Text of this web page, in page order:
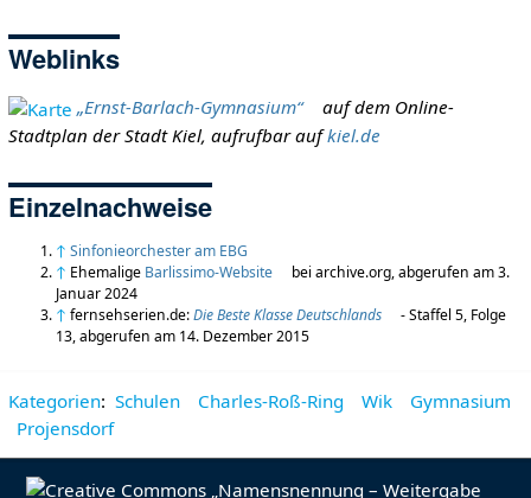
Weblinks
„Ernst-Barlach-Gymnasium“
auf dem Online-
Stadtplan der Stadt Kiel, aufrufbar aufkiel.de
Einzelnachweise
↑ Sinfonieorchester am EBG
↑ Ehemalige Barlissimo-Website
bei archive.org, abgerufen am 3.
Januar 2024
↑ fernsehserien.de:Die Beste Klasse Deutschlands
- Staffel 5, Folge
13, abgerufen am 14. Dezember 2015
Kategorien: Schulen Charles-Roß-Ring Wik
Gymnasium
Projensdorf